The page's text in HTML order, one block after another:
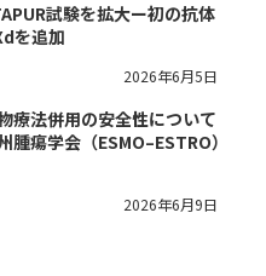
試験を拡大ー初の抗体
を追加
2026年6月5日
療法併用の安全性について
腫瘍学会（ESMO–ESTRO）
2026年6月9日